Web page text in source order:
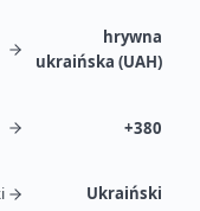
hrywna
ukraińska (UAH)
+380
Ukraiński